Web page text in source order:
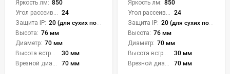
Яркость лм: 850
24
Защита IP: 20 (для сухих пом.)
Высота: 76 мм
Диаметр: 70 мм
30 мм
70 мм
Яркость лм: 850
24
Защита IP: 20 (для сухих пом.)
Высота: 76 мм
Диаметр: 70 мм
30 мм
70 мм